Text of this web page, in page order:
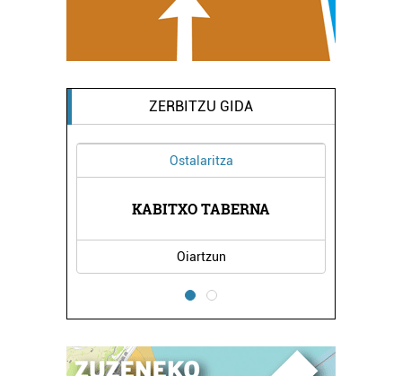
ZERBITZU GIDA
Ostalaritza
KABITXO TABERNA
Oiartzun